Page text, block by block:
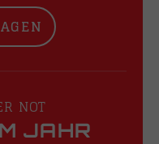
NOT
JAHR